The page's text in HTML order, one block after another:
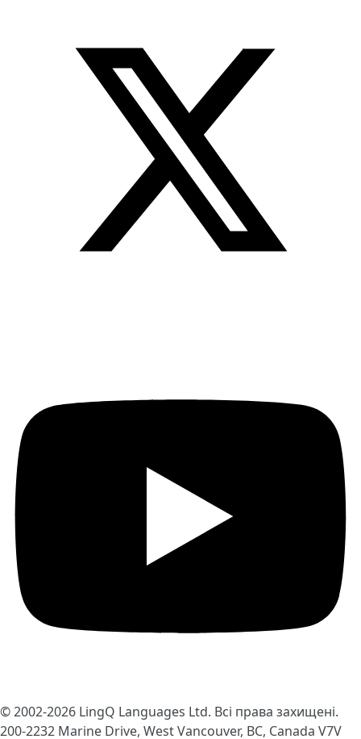
© 2002-2026 LingQ Languages Ltd. Всі права захищені.
200-2232 Marine Drive, West Vancouver, BC, Canada V7V